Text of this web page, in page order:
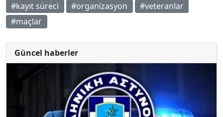
#kayıt süreci
#organizasyon
#veteranlar
#maçlar
Güncel haberler